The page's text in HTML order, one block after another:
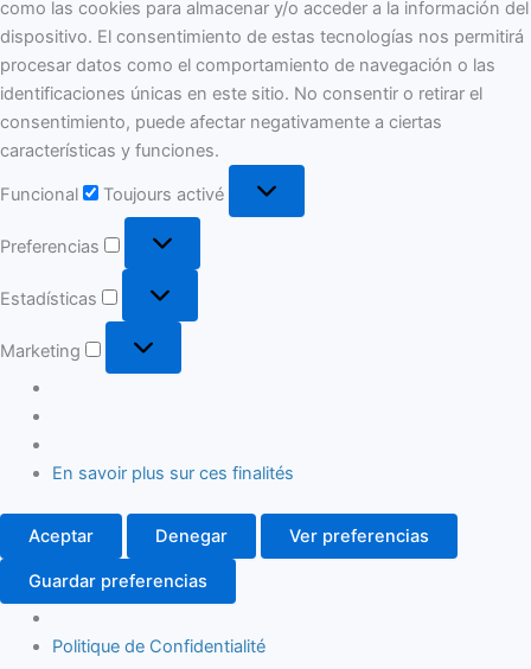
como las cookies para almacenar y/o acceder a la información del
dispositivo. El consentimiento de estas tecnologías nos permitirá
procesar datos como el comportamiento de navegación o las
identificaciones únicas en este sitio. No consentir o retirar el
consentimiento, puede afectar negativamente a ciertas
características y funciones.
Funcional Toujours activé
Preferencias
Estadísticas
Marketing
En savoir plus sur ces finalités
Aceptar Denegar Ver preferencias
Guardar preferencias
Politique de Confidentialité